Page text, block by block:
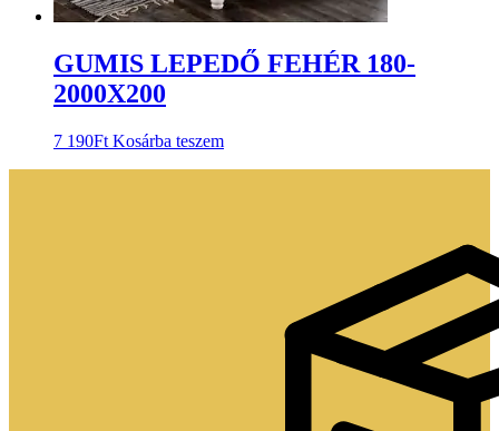
GUMIS LEPEDŐ FEHÉR 180-
2000X200
7 190Ft Kosárba teszem